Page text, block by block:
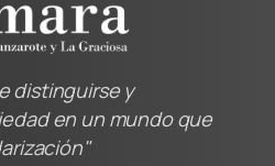
distinguirse y
en un mundo que